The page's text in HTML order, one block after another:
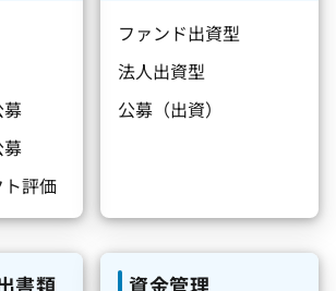
評価
ファンド出資型
法人出資型
公募（出資）
書類 資金管理